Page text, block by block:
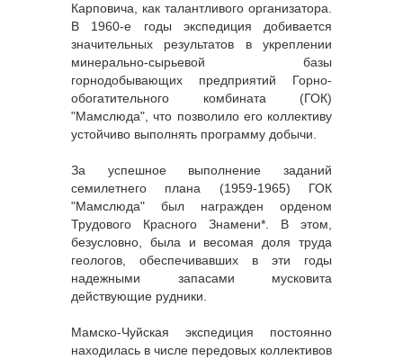
Карповича, как талантливого организатора.
В 1960-е годы экспедиция добивается
значительных результатов в укреплении
минерально-сырьевой базы
горнодобывающих предприятий Горно-
обогатительного комбината (ГОК)
"Мамслюда", что позволило его коллективу
устойчиво выполнять программу добычи.
За успешное выполнение заданий
семилетнего плана (1959-1965) ГОК
"Мамслюда" был награжден орденом
Трудового Красного Знамени*. В этом,
безусловно, была и весомая доля труда
геологов, обеспечивавших в эти годы
надежными запасами мусковита
действующие рудники.
Мамско-Чуйская экспедиция постоянно
находилась в числе передовых коллективов